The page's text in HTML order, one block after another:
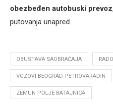
obezbeđen autobuski prevoz
putovanja unapred.
OBUSTAVA SAOBRAĆAJA
VOZOVI BEOGRAD PETROVARADIN
ZEMUN POLJE BATAJNICA